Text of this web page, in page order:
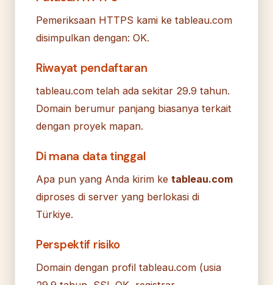
Pemeriksaan HTTPS kami ke tableau.com
disimpulkan dengan: OK.
Riwayat pendaftaran
tableau.com telah ada sekitar 29.9 tahun.
Domain berumur panjang biasanya terkait
dengan proyek mapan.
Di mana data tinggal
Apa pun yang Anda kirim ke tableau.com
diproses di server yang berlokasi di
Türkiye.
Perspektif risiko
Domain dengan profil tableau.com (usia